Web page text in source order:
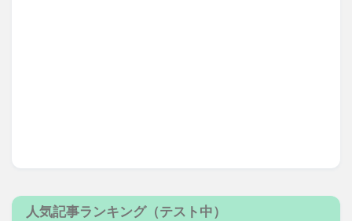
人気記事ランキング（テスト中）